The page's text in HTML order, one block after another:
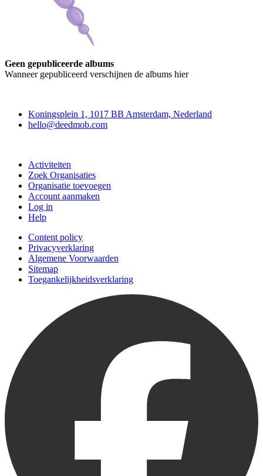
Geen gepubliceerde albums
Wanneer gepubliceerd verschijnen de albums hier
Koningsplein 1, 1017 BB Amsterdam, Nederland
hello@deedmob.com
Activiteiten
Zoek Organisaties
Organisatie toevoegen
Account aanmaken
Log in
Help
Content policy
Privacyverklaring
Algemene Voorwaarden
Sitemap
Toegankelijkheidsverklaring